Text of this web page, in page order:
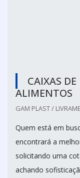
CAIXAS
ALIMENTOS
GAM PLAST /
Quem está em
encontrará a
solicitando uma
achando